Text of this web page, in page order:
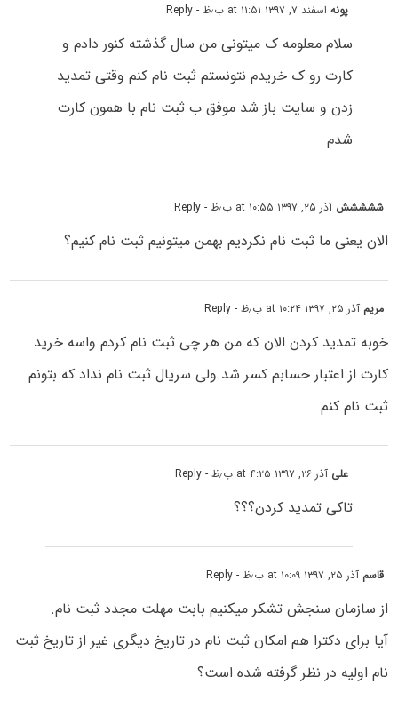
پونهاسفند ۷, ۱۳۹۷ at ۱۱:۵۱ ب٫ظ - Reply
سلام معلومه ک میتونی من سال گذشته کنور دادم و
کارت رو ک خریدم نتونستم ثبت نام کنم وقتی تمدید
زدن و سایت باز شد موفق ب ثبت نام با همون کارت
شدم
ششششش آذر ۲۵, ۱۳۹۷ at ۱۰:۵۵ ب٫ظ - Reply
الان یعنی ما ثبت نام نکردیم بهمن میتونیم ثبت نام کنیم؟
مریم آذر ۲۵, ۱۳۹۷ at ۱۰:۲۴ ب٫ظ - Reply
خوبه تمدید کردن الان که من هر چی ثبت نام کردم واسه خرید
کارت از اعتبار حسابم کسر شد ولی سریال ثبت نام نداد که بتونم
ثبت نام کنم
علی آذر ۲۶, ۱۳۹۷ at ۴:۲۵ ب٫ظ - Reply
تاکی تمدید کردن؟؟؟
قاسم آذر ۲۵, ۱۳۹۷ at ۱۰:۰۹ ب٫ظ - Reply
از سازمان سنجش تشکر میکنیم بابت مهلت مجدد ثبت نام.
آیا برای دکترا هم امکان ثبت نام در تاریخ دیگری غیر از تاریخ ثبت
نام اولیه در نظر گرفته شده است؟